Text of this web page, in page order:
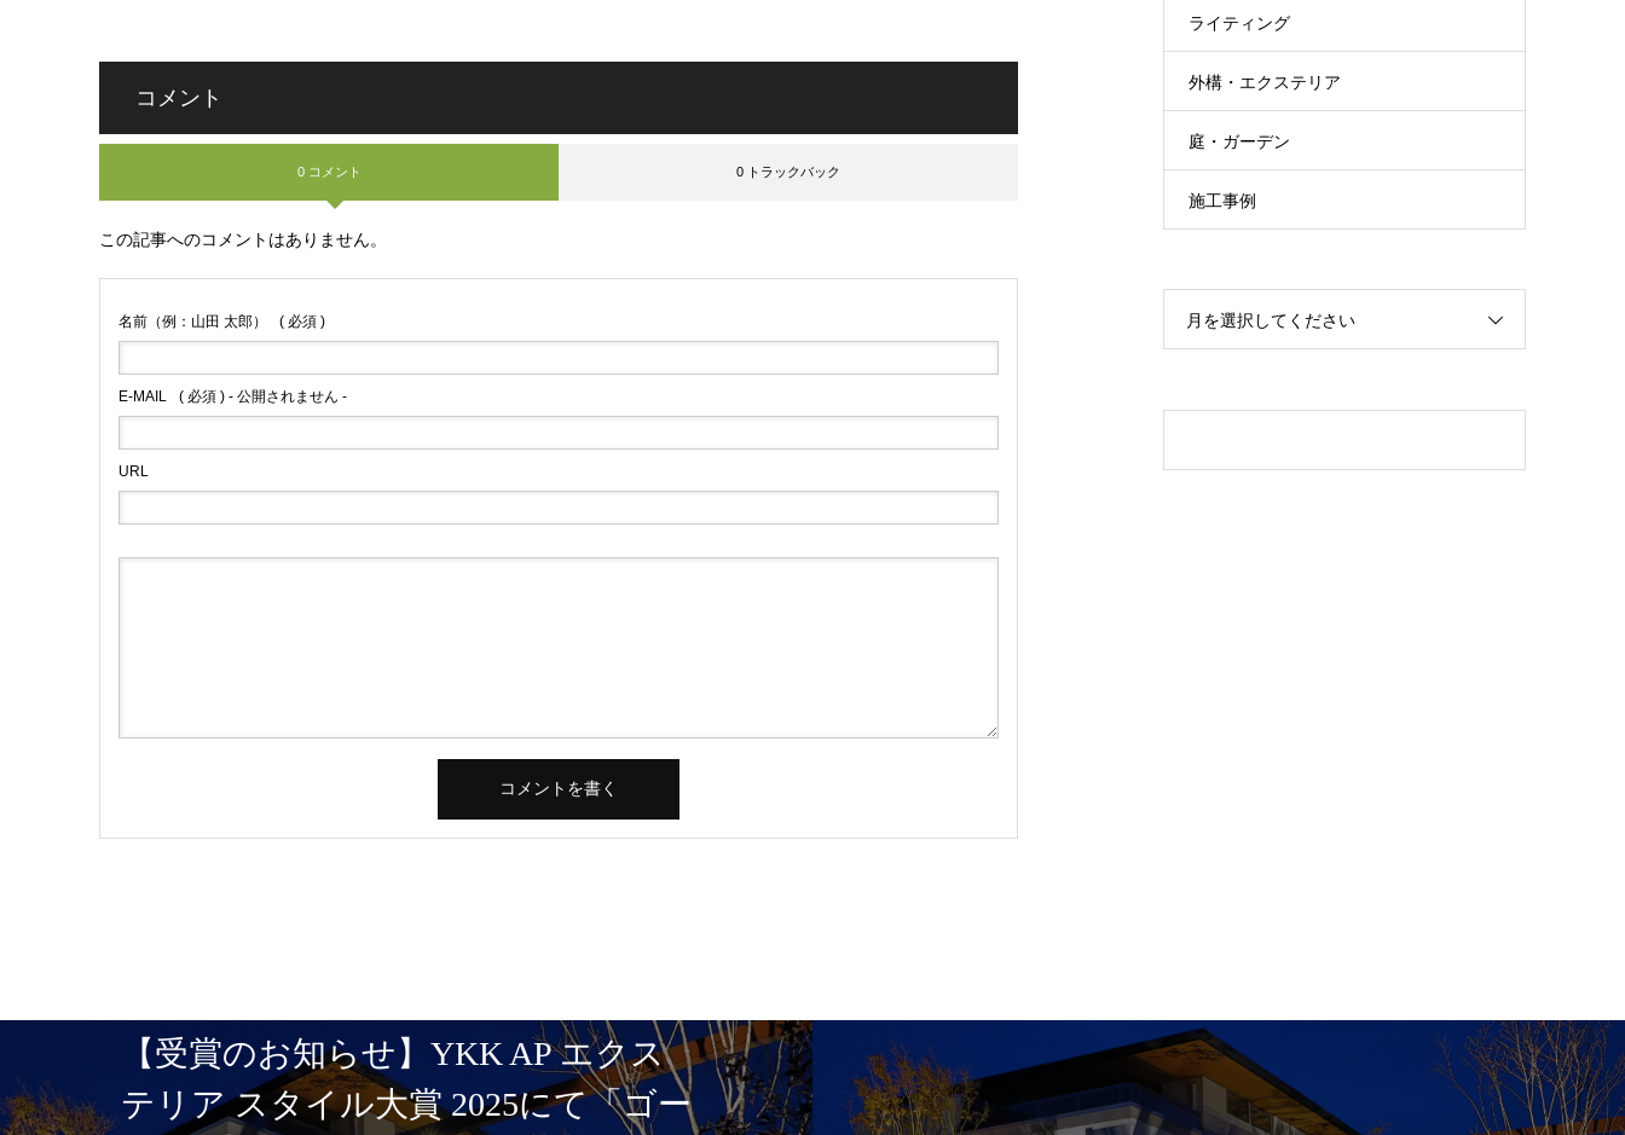
コメント
0 コメント 0 トラックバック
この記事へのコメントはありません。
名前（例：山田 太郎） ( 必須 )
E-MAIL ( 必須 ) - 公開されません -
URL
ライティング
外構・エクステリア
庭・ガーデン
施工事例
月を選択してください
【受賞のお知らせ】YKK AP エクス
テリア スタイル大賞 2025にて「ゴー